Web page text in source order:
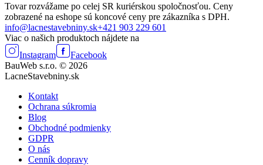
Tovar rozvážame po celej SR kuriérskou spoločnosťou. Ceny
zobrazené na eshope sú koncové ceny pre zákazníka s DPH.
info@lacnestavebniny.sk+421 903 229 601
Viac o našich produktoch nájdete na
Instagram
Facebook
BauWeb s.r.o. © 2026
LacneStavebniny.sk
Kontakt
Ochrana súkromia
Blog
Obchodné podmienky
GDPR
O nás
Cenník dopravy